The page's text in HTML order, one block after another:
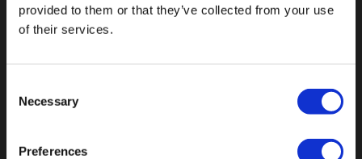
provided to them or that they’ve collected from your use
of their services.
Selection
Necessary
Preferences